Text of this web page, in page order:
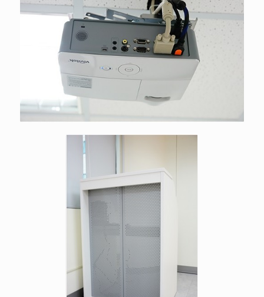
高流明雙介面投影機，提供VGA與
HDMI雙介面、100吋大投影畫面
多功能教學講桌